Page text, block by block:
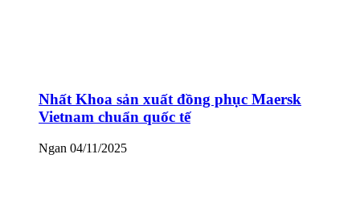
Nhất Khoa sản xuất đồng phục Maersk
Vietnam chuẩn quốc tế
Ngan 04/11/2025